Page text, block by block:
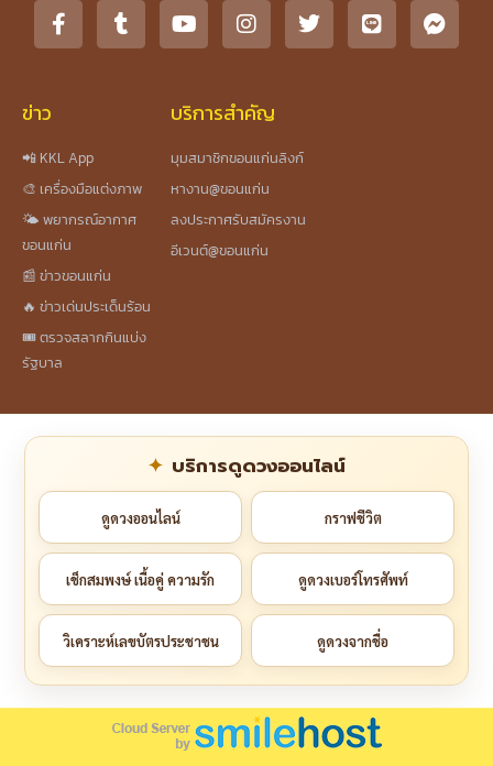
ข่าว
📲 KKL App
🎨 เครื่องมือแต่งภาพ
🌤️ พยากรณ์อากาศ
ขอนแก่น
📰 ข่าวขอนแก่น
🔥 ข่าวเด่นประเด็นร้อน
🎟️ ตรวจสลากกินแบ่ง
รัฐบาล
บริการสำคัญ
มุมสมาชิกขอนแก่นลิงก์
หางาน@ขอนแก่น
ลงประกาศรับสมัครงาน
อีเวนต์@ขอนแก่น
บริการดูดวงออนไลน์
ดูดวงออนไลน์ กราฟชีวิต
เช็กสมพงษ์ เนื้อคู่ ความรัก ดูดวงเบอร์โทรศัพท์
วิเคราะห์เลขบัตรประชาชน ดูดวงจากชื่อ